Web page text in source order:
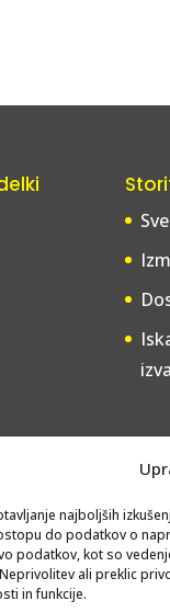
najboljših
do podatkov o
podatkov, kot so
ali preklic
in funkcije.